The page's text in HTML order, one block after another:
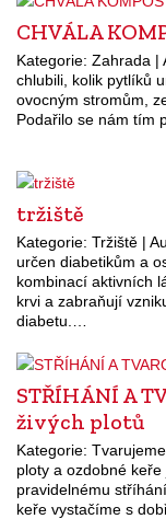
CHVÁLA
Kategorie: Zahrada |
chlubili, kolik pytlíků
ovocným stromům,
Podařilo se nám tím
tržiště
Kategorie: Tržiště |
určen diabetikům a
kombinací aktivních
krvi a zabraňují
diabetu.…
STŘÍHÁNÍ A
živých plotů
Kategorie:
ploty a ozdobné
pravidelnému
keře vystačíme s